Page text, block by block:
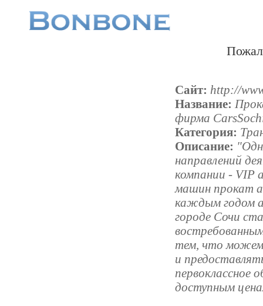
Сайт: http://
Название:
фирма
Категория:
Описание:
направлений
компании - VIP
машин прокат
каждым годом
городе Сочи
тем, что можем
и
первоклассное
доступным